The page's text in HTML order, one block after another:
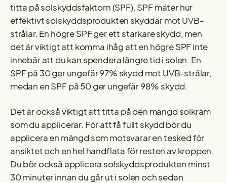
titta på solskyddsfaktorn (SPF). SPF mäter hur
effektivt solskyddsprodukten skyddar mot UVB-
strålar. En högre SPF ger ett starkare skydd, men
det är viktigt att komma ihåg att en högre SPF inte
innebär att du kan spendera längre tid i solen. En
SPF på 30 ger ungefär 97% skydd mot UVB-strålar,
medan en SPF på 50 ger ungefär 98% skydd.
Det är också viktigt att titta på den mängd solkräm
som du applicerar. För att få fullt skydd bör du
applicera en mängd som motsvarar en tesked för
ansiktet och en hel handflata för resten av kroppen.
Du bör också applicera solskyddsprodukten minst
30 minuter innan du går ut i solen och sedan